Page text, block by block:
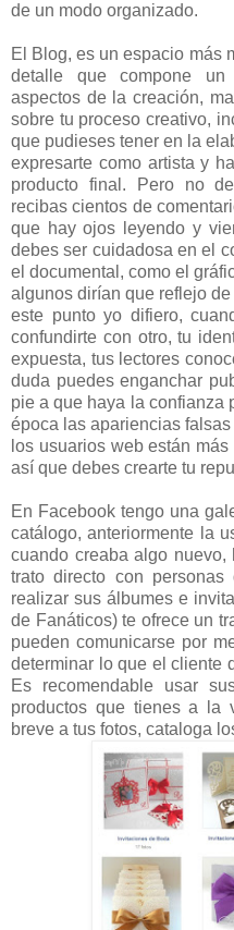
de un modo organizado.
El Blog, es un espacio más
detalle que compone un
aspectos de la creación,
sobre tu proceso creativo,
que pudieses tener en la
expresarte como artista y
producto final. Pero no
recibas cientos de
que hay ojos leyendo y
debes ser cuidadosa en el
el documental, como el
algunos dirían que reflejo
este punto yo difiero,
confundirte con otro, tu
expuesta, tus lectores
duda puedes enganchar
pie a que haya la confianza
época las apariencias
los usuarios web están
así que debes crearte tu
En Facebook tengo una
catálogo, anteriormente la
cuando creaba algo nuevo,
trato directo con personas
realizar sus álbumes e
de Fanáticos) te ofrece un
pueden comunicarse por
determinar lo que el cliente
Es recomendable usar
productos que tienes a la
breve a tus fotos, cataloga